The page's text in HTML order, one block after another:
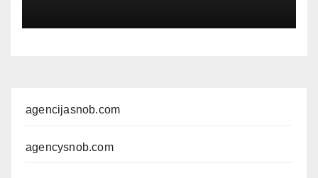
agencijasnob.com
agencysnob.com